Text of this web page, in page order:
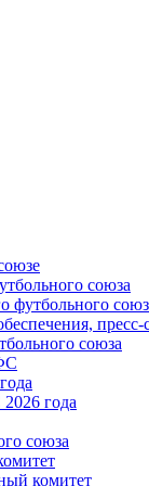
союза
футбольного
пресс-
союза
года
союза
комитет